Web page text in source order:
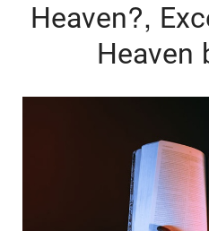
Heaven?,
Heaven